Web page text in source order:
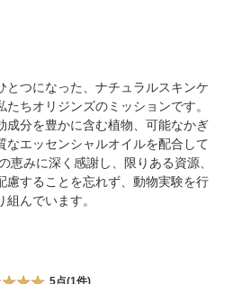
とつになった、ナチュラルスキンケ
ちオリジンズのミッションです。
成分を豊かに含む植物、可能なかぎ
なエッセンシャルオイルを配合して
恵みに深く感謝し、限りある資源、
慮することを忘れず、動物実験を行
んでいます。
5点(1件)